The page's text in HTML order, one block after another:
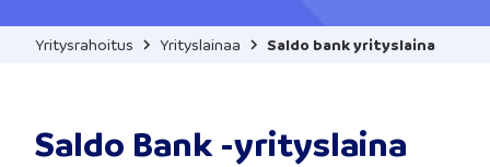
Yritysrahoitus Yrityslainaa Saldo bank yrityslaina
Saldo Bank -yrityslaina